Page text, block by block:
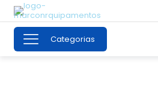
Categorias